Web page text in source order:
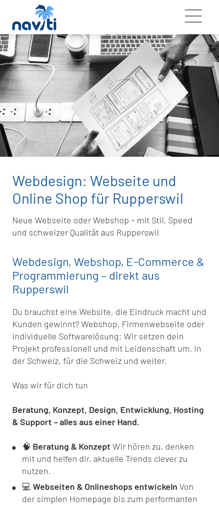
Webdesign: Webseite und
Online Shop für Rupperswil
Neue Webseite oder Webshop – mit Stil, Speed
und schweizer Qualität aus Rupperswil
Webdesign, Webshop, E-Commerce &
Programmierung – direkt aus
Rupperswil
Du brauchst eine Website, die Eindruck macht und
Kunden gewinnt? Webshop, Firmenwebseite oder
individuelle Softwarelösung: Wir setzen dein
Projekt professionell und mit Leidenschaft um. In
der Schweiz, für die Schweiz und weiter.
Was wir für dich tun
Beratung, Konzept, Design, Entwicklung, Hosting
& Support – alles aus einer Hand.
🧠 Beratung & Konzept Wir hören zu, denken
mit und helfen dir, aktuelle Trends clever zu
nutzen.
💻 Webseiten & Onlineshops entwickeln Von
der simplen Homepage bis zum performanten